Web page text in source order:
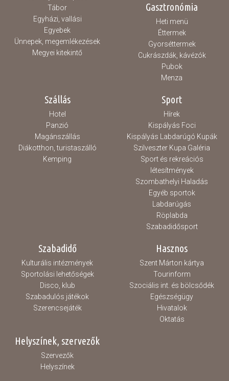
Tábor
Egyházi, vallási
Egyebek
Ünnepek, megemlékezések
Megyei kitekintő
Gasztronómia
Heti menü
Éttermek
Gyorséttermek
Cukrászdák, kávézók
Pubok
Menza
Szállás
Hotel
Panzió
Magánszállás
Diákotthon, turistaszálló
Kemping
Sport
Hírek
Kispályás Foci
Kispályás Labdarúgó Kupák
Szilveszter Kupa Galéria
Sport és rekreációs
létesítmények
Szombathelyi Haladás
Egyéb sportok
Labdarúgás
Röplabda
Szabadidősport
Szabadidő
Kulturális intézmények
Sportolási lehetőségek
Disco, klub
Szabadulós játékok
Szerencsejáték
Hasznos
Szent Márton kártya
Tourinform
Szociális int. és bölcsődék
Egészségügy
Hivatalok
Oktatás
Helyszínek, szervezők
Szervezők
Helyszínek